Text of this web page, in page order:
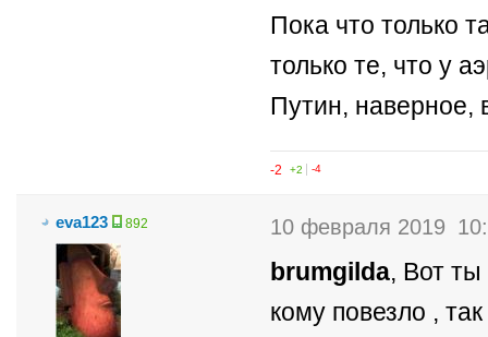
Пока что только
только те, что у
Путин, наверное,
-2 +2 -4
eva123 892 10 февраля 2019
brumgilda, Вот
кому повезло ,